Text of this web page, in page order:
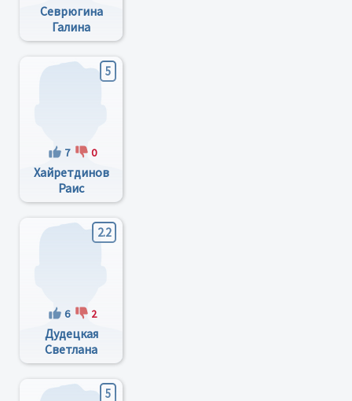
Севрюгина
Галина
Алексеевна
5
7 0
Хайретдинов
Раис
Кетдусович
2.2
6 2
Дудецкая
Светлана
Геннадьевна
5